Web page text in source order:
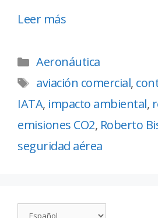
Leer más
Aeronáutica
aviación comercial,
IATA, impacto ambiental,
emisiones CO2, Roberto
seguridad aérea